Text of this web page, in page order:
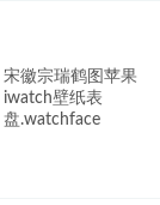
宋徽宗瑞鹤图苹果
iwatch壁纸表
盘.watchface